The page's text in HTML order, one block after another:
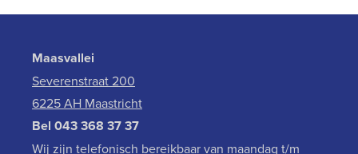
Maasvallei
Severenstraat 200
6225 AH Maastricht
Bel 043 368 37 37
Wij zijn telefonisch bereikbaar van maandag t/m